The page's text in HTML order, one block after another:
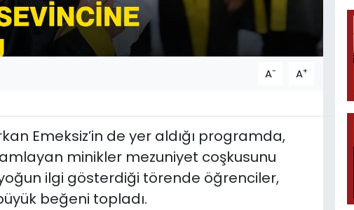
A- A+
Emeksiz’in de yer aldığı programda,
minikler mezuniyet coşkusunu
ilgi gösterdiği törende öğrenciler,
beğeni topladı.